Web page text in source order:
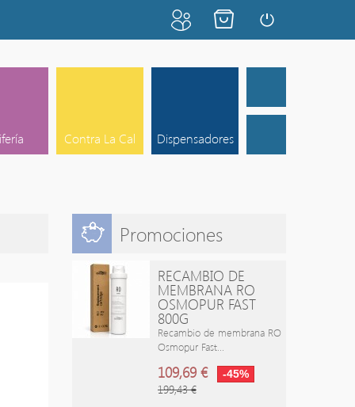
Contra La Cal Dispensadores
Promociones
RECAMBIO DE
MEMBRANA RO
OSMOPUR FAST
800G
Recambio de membrana RO
Osmopur Fast...
109,69 € -45%
199,43 €